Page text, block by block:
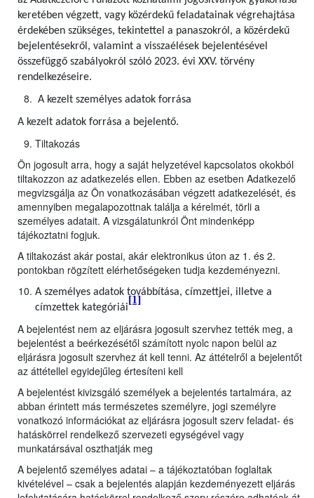
keretében végzett, vagy közérdekű feladatainak végrehajtása
érdekében szükséges, tekintettel a panaszokról, a közérdekű
bejelentésekről, valamint a visszaélések bejelentésével
összefüggő szabályokról szóló 2023. évi XXV. törvény
rendelkezéseire.
A kezelt személyes adatok forrása
A kezelt adatok forrása a bejelentő.
Tiltakozás
Ön jogosult arra, hogy a saját helyzetével kapcsolatos okokból
tiltakozzon az adatkezelés ellen. Ebben az esetben Adatkezelő
megvizsgálja az Ön vonatkozásában végzett adatkezelését, és
amennyiben megalapozottnak találja a kérelmét, törli a
személyes adatait. A vizsgálatunkról Önt mindenképp
tájékoztatni fogjuk.
A tiltakozást akár postai, akár elektronikus úton az 1. és 2.
pontokban rögzített elérhetőségeken tudja kezdeményezni.
A személyes adatok továbbítása, címzettjei, illetve a
címzettek kategóriái
[1]
A bejelentést nem az eljárásra jogosult szervhez tették meg, a
bejelentést a beérkezésétől számított nyolc napon belül az
eljárásra jogosult szervhez át kell tenni. Az áttételről a bejelentőt
az áttétellel egyidejűleg értesíteni kell
A bejelentést kivizsgáló személyek a bejelentés tartalmára, az
abban érintett más természetes személyre, jogi személyre
vonatkozó információkat az eljárásra jogosult szerv feladat- és
hatáskörrel rendelkező szervezeti egységével vagy
munkatársával oszthatják meg
A bejelentő személyes adatai – a tájékoztatóban foglaltak
kivételével – csak a bejelentés alapján kezdeményezett eljárás